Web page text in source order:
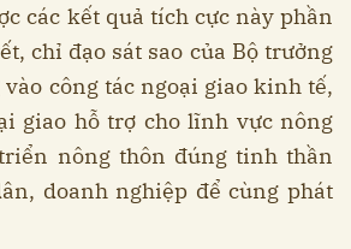
các kết quả tích cực này phần
chỉ đạo sát sao của Bộ trưởng
công tác ngoại giao kinh tế,
giao hỗ trợ cho lĩnh vực nông
nông thôn đúng tinh thần
doanh nghiệp để cùng phát